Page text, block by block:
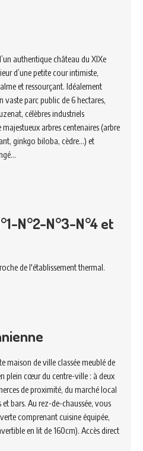
authentique château du XIXe
d’une petite cour intimiste,
et ressourçant. Idéalement
vaste parc public de 6 hectares,
célèbres industriels
arbres centenaires (arbre
ginkgo biloba, cèdre…) et
N°2-N°3-N°4 et
de l'établissement thermal.
maison de ville classée meublé de
plein cœur du centre-ville : à deux
de proximité, du marché local
bars. Au rez-de-chaussée, vous
comprenant cuisine équipée,
en lit de 160cm). Accès direct